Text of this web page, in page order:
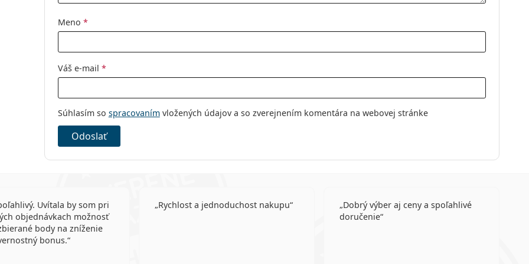
Tórické šošovky
Sférické a asférické šošovky
Meno *
Váš e-mail *
Súhlasím so spracovanímvložených údajov a so zverejnením komentára na webovej stránke
Odoslať
Uvítala by som pri
objednávkach možnosť
body na zníženie
bonus.
Rychlost a jednoduchost nakupu
Dobrý výber aj ceny a spoľahlivé
doručenie